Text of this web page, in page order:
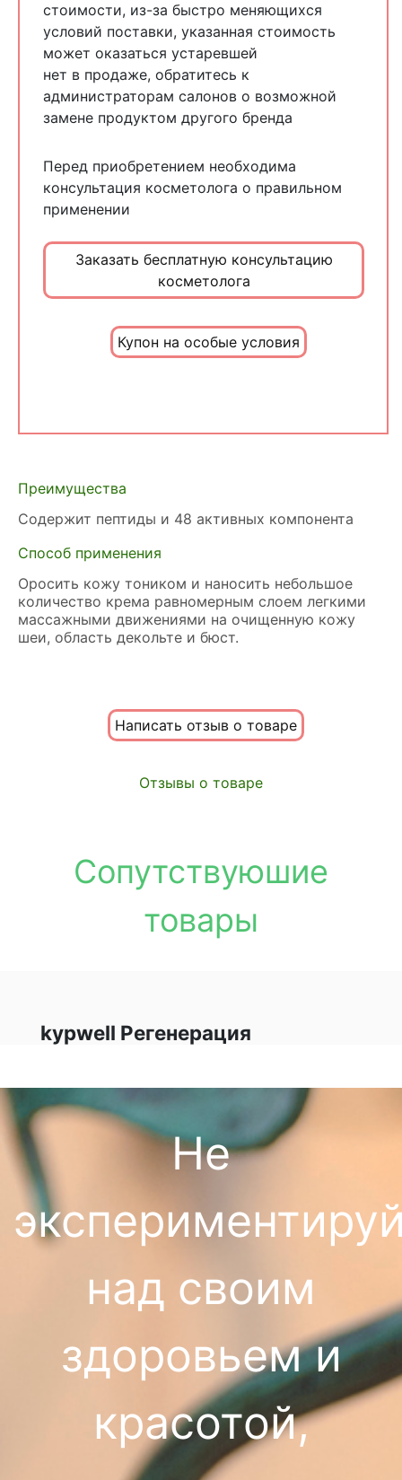
стоимости, из-за быстро меняющихся
условий поставки, указанная стоимость
может оказаться устаревшей
нет в продаже, обратитесь к
администраторам салонов о возможной
замене продуктом другого бренда
Перед приобретением необходима
консультация косметолога о правильном
применении
Заказать бесплатную консультацию
косметолога
Купон на особые условия
Преимущества
Содержит пептиды и 48 активных компонента
Способ применения
Оросить кожу тоником и наносить небольшое
количество крема равномерным слоем легкими
массажными движениями на очищенную кожу
шеи, область декольте и бюст.
Написать отзыв о товаре
Отзывы о товаре
Сопутствуюшие
товары
kypwell Регенерация
Не
над своим
здоровьем и
красотой,